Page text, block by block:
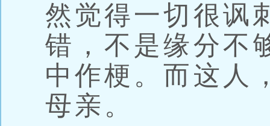
然觉得一切很讽
错，不是缘分不
中作梗。而这人
母亲。